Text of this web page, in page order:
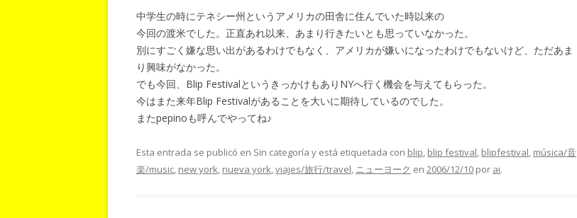
中学生の時にテネシー州というアメリカの田舎に住んでいた時以来の
今回の渡米でした。正直あれ以来、あまり行きたいとも思っていなかった。
別にすごく嫌な思い出があるわけでもなく、アメリカが嫌いになったわけでもないけど、ただあま
り興味がなかった。
でも今回、Blip FestivalというきっかけもありNYへ行く機会を与えてもらった。
今はまた来年Blip Festivalがあることを大いに期待しているのでした。
またpepinoも呼んでやってね♪
Esta entrada se publicó en Sin categoría y está etiquetada con blip, blip festival, blipfestival, música/音
楽/music, new york, nueva york,viajes/旅行/travel, ニューヨーク en 2006/12/10 por ai.